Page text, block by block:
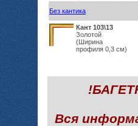
Без кантика
Кант 103\13
Золотой
(Ширина
профиля 0,3 см)
Вся